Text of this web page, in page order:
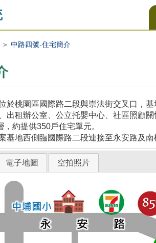
中路四號-住宅簡介
於桃園區國際路二段與崇法街交叉口，
出租辦公室、公立托嬰中心、社區照顧
約提供350戶住宅單元。
基地西側臨國際路二段連接至永安路及
電子地圖 空拍照片